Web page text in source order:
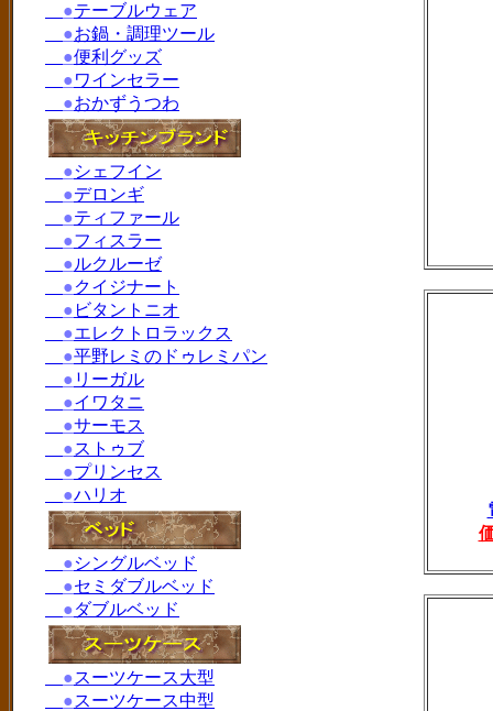
●テーブルウェア
●お鍋・調理ツール
●便利グッズ
●ワインセラー
●おかずうつわ
●シェフイン
●デロンギ
●ティファール
●フィスラー
●ルクルーゼ
●クイジナート
● ビタントニオ
●エレクトロラックス
●平野レミのドゥレミパン
● リーガル
●イワタニ
●サーモス
●ストゥブ
●プリンセス
●ハリオ
●シングルベッド
●セミダブルベッド
●ダブルベッド
●スーツケース大型
●スーツケース中型